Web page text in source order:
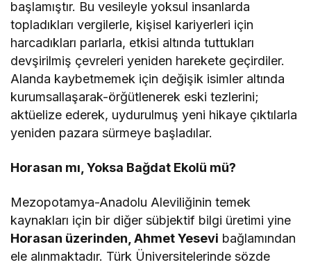
başlamıştır. Bu vesileyle yoksul insanlarda
topladıkları vergilerle, kişisel kariyerleri için
harcadıkları parlarla, etkisi altında tuttukları
devşirilmiş çevreleri yeniden harekete geçirdiler.
Alanda kaybetmemek için değişik isimler altında
kurumsallaşarak-örğütlenerek eski tezlerini;
aktüelize ederek, uydurulmuş yeni hikaye çıktılarla
yeniden pazara sürmeye başladılar.
Horasan mı, Yoksa Bağdat Ekolü mü?
Mezopotamya-Anadolu Aleviliğinin temek
kaynakları için bir diğer sübjektif bilgi üretimi yine
Horasan üzerinden, Ahmet Yesevi bağlamından
ele alınmaktadır. Türk Üniversitelerinde sözde